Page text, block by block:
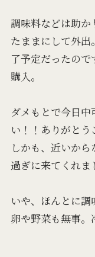
調味料などは助
たままにして外
了予定だったの
購入。
ダメもとで今日
い！！ありがとう
しかも、近いか
過ぎに来てくれま
いや、ほんとに調
卵や野菜も無事。